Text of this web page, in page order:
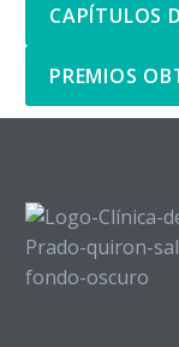
CAPÍTULOS
PREMIOS